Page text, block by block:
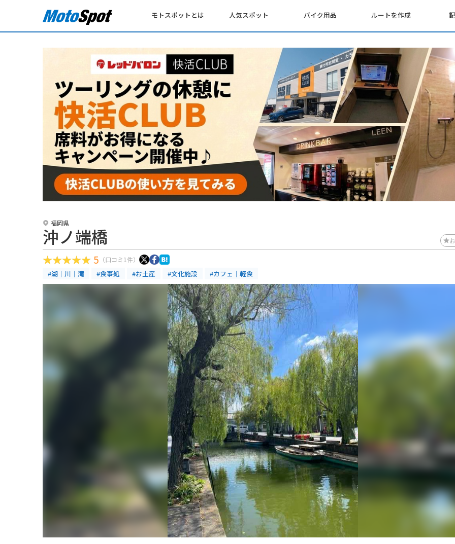
モトスポットとは 人気スポット バイク用品 ルートを作成
福岡県
沖ノ端橋
5 （口コミ1件）
#湖｜川｜滝 #食事処 #お土産 #文化施設 #カフェ｜軽食